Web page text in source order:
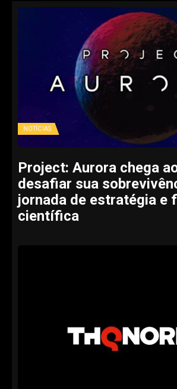
NOTÍCIAS
Project: Aurora chega
desafiar sua
jornada de estratégia e
científica